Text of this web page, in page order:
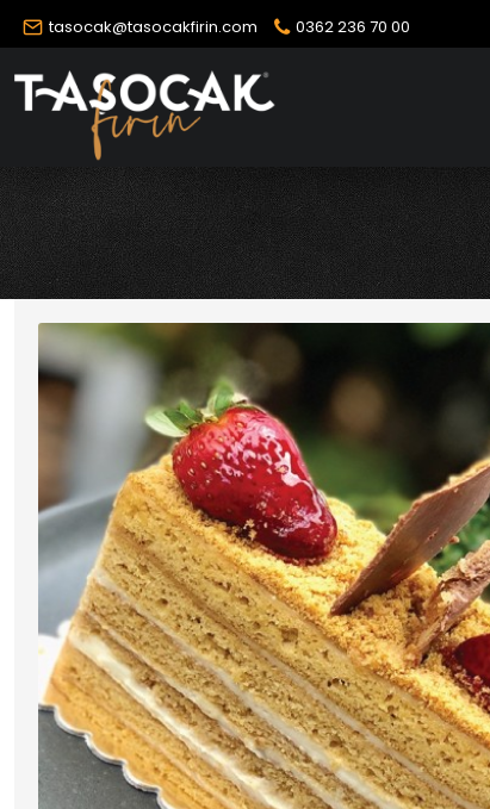
tasocak@tasocakfirin.com 0362 236 70 00